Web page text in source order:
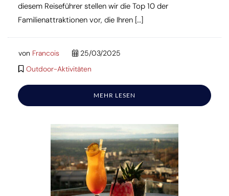
diesem Reiseführer stellen wir die Top 10 der
Familienattraktionen vor, die Ihren […]
von Francois
25/03/2025
Outdoor-Aktivitäten
MEHR LESEN